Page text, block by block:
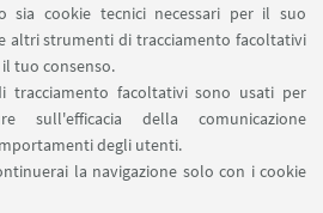
sia cookie tecnici necessari per il suo
altri strumenti di tracciamento facoltativi
tuo consenso.
tracciamento facoltativi sono usati per
sull'efficacia della comunicazione
degli utenti.
la navigazione solo con i cookie
Area riservata
Contatti
DIPARTIMENTO SU: